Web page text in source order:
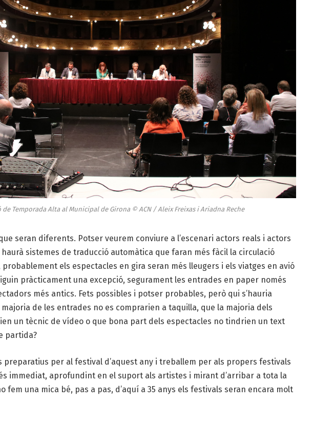
de Temporada Alta al Municipal de Girona © ACN / Aleix Freixas i Ariadna Reche
que seran diferents. Potser veurem conviure a l’escenari actors reals i actors
sistemes de traducció automàtica que faran més fàcil la circulació
els espectacles en gira seran més lleugers i els viatges en avió
pràcticament una excepció, segurament les entrades en paper només
més antics. Fets possibles i potser probables, però qui s’hauria
de les entrades no es comprarien a taquilla, que la majoria dels
un tècnic de vídeo o que bona part dels espectacles no tindrien un text
partida?
preparatius per al festival d’aquest any i treballem per als propers festivals
immediat, aprofundint en el suport als artistes i mirant d’arribar a tota la
fem una mica bé, pas a pas, d’aquí a 35 anys els festivals seran encara molt